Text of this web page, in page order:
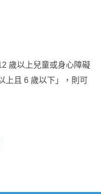
歲以上兒童或身心障礙
上且 6 歲以下」，則可